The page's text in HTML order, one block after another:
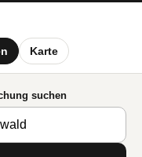
Karte
suchen